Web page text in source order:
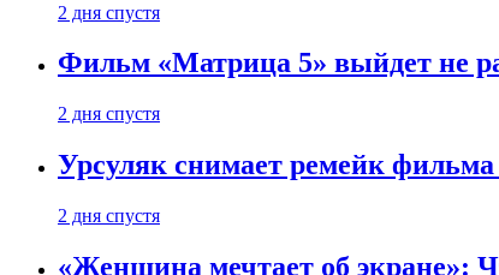
2 дня спустя
Фильм «Матрица 5» выйдет не
2 дня спустя
Урсуляк снимает ремейк
2 дня спустя
«Женщина мечтает об экране»: